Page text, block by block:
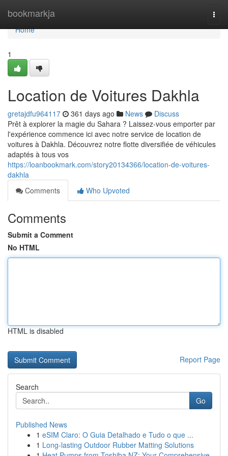
bookmarkja
Home
Home
1
Location de Voitures Dakhla
gretajdfu964117 361 days ago News
Discuss
Prêt à explorer la magie du Sahara ? Laissez-vous emporter par
l'expérience commence ici avec notre service de location de
voitures à Dakhla. Découvrez notre flotte diversifiée de véhicules
adaptés à tous vos
https://loanbookmark.com/story20134366/location-de-voitures-
dakhla
Comments
Who Upvoted
Comments
Submit a Comment
No HTML
HTML is disabled
Report Page
Search
Go
Published News
1 eSIM Claro: O Guia Detalhado e Tudo o que ...
1 Long-lasting Outdoor Rubber Matting Solutions